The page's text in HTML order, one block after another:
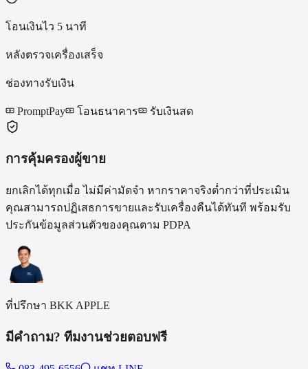
โอนเงินไว 5 นาที
หลังตรวจเครื่องเสร็จ
ช่องทางรับเงิน
PromptPay โอนธนาคาร รับเงินสด
การคุ้มครองผู้ขาย
ยกเลิกได้ทุกเมื่อ ไม่มีค่ามัดจำ หากราคาจริงต่ำกว่าที่ประเมิน
คุณสามารถปฏิเสธการขายและรับเครื่องคืนได้ทันที พร้อมรับ
ประกันข้อมูลส่วนตัวของคุณตาม PDPA
ที่ปรึกษา BKK APPLE
มีคำถาม? ทีมงานช่วยตอบฟรี